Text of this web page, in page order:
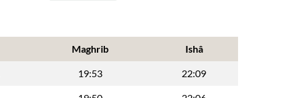
Maghrib Ishâ
19:53 22:09